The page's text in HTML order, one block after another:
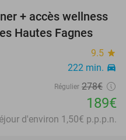
32%
+ accès wellness
Hautes Fagnes
9.5 star
222 min. directions_car
Régulier 278€
189€
d'environ 1,50€ p.p.p.n.